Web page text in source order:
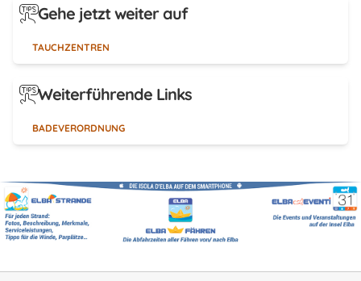
Gehe jetzt weiter auf
TAUCHZENTREN
Weiterführende Links
BADEVERORDNUNG